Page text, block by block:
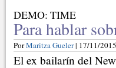
DEMO: TIME
Para hablar
PorMaritza Gueler| 17/11/2015
El ex bailarín del